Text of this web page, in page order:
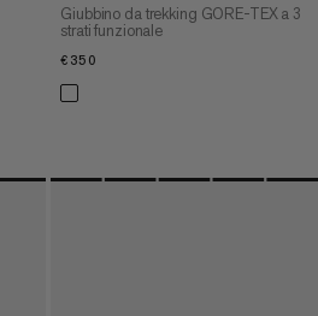
Giubbino da trekking GORE-TEX a 3
strati funzionale
€350